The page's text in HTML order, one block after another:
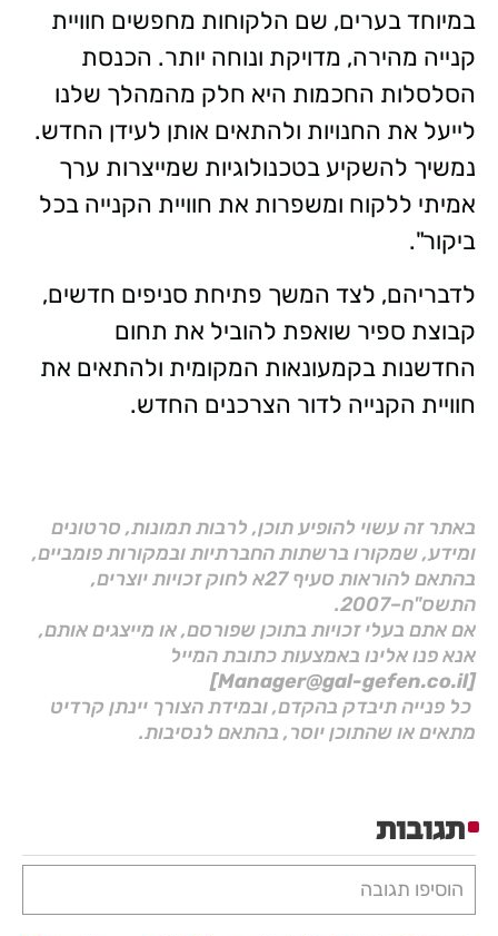
במיוחד בערים, שם הלקוחות מחפשים חוויית
קנייה מהירה, מדויקת ונוחה יותר. הכנסת
הסלסלות החכמות היא חלק מהמהלך שלנו
לייעל את החנויות ולהתאים אותן לעידן החדש.
נמשיך להשקיע בטכנולוגיות שמייצרות ערך
אמיתי ללקוח ומשפרות את חוויית הקנייה בכל
ביקור".
לדבריהם, לצד המשך פתיחת סניפים חדשים,
קבוצת ספיר שואפת להוביל את תחום
החדשנות בקמעונאות המקומית ולהתאים את
חוויית הקנייה לדור הצרכנים החדש.
באתר זה עשוי להופיע תוכן, לרבות תמונות, סרטונים
ומידע, שמקורו ברשתות החברתיות ובמקורות פומביים,
בהתאם להוראות סעיף 27א לחוק זכויות יוצרים,
התשס"ח–2007.
אם אתם בעלי זכויות בתוכן שפורסם, או מייצגים אותם,
אנא פנו אלינו באמצעות כתובת המייל
[Manager@gal-gefen.co.il]
כל פנייה תיבדק בהקדם, ובמידת הצורך יינתן קרדיט
מתאים או שהתוכן יוסר, בהתאם לנסיבות.
תגובות
הוסיפו תגובה